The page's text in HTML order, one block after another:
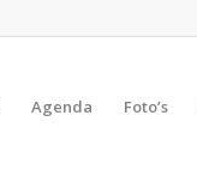
Agenda Foto’s